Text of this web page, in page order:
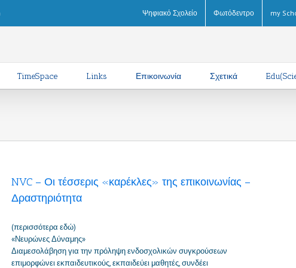
Ψηφιακό Σχολείο Φωτόδεντρο my
TimeSpace Links Επικοινωνία Σχετικά
NVC – Οι τέσσερις «καρέκλες» της επικοινωνίας –
Δραστηριότητα
(περισσότερα εδώ)
«Νευρώνες Δύναμης»
Διαμεσολάβηση για την πρόληψη ενδοσχολικών συγκρούσεων
επιμορφώνει εκπαιδευτικούς, εκπαιδεύει μαθητές, συνδέει